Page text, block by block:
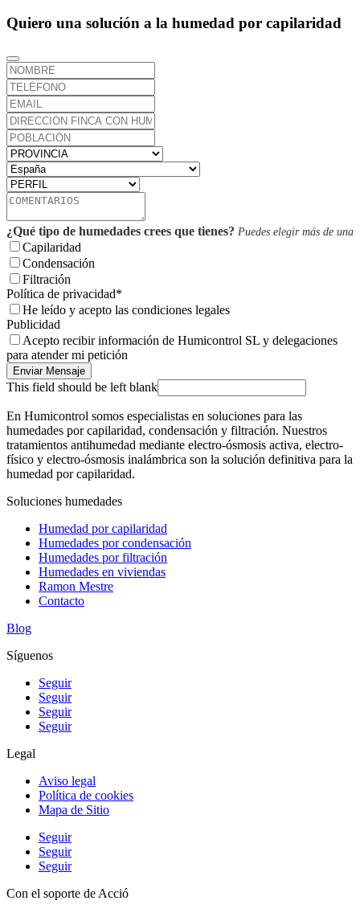
Quiero una solución a la humedad por capilaridad
¿Qué tipo de humedades crees que tienes? Puedes elegir más de una
Capilaridad
Condensación
Filtración
Política de privacidad*
He leído y acepto las condiciones legales
Publicidad
Acepto recibir información de Humicontrol SL y delegaciones
para atender mi petición
Enviar Mensaje
This field should be left blank
En Humicontrol somos especialistas en soluciones para las
humedades por capilaridad, condensación y filtración. Nuestros
tratamientos antihumedad mediante electro-ósmosis activa, electro-
físico y electro-ósmosis inalámbrica son la solución definitiva para la
humedad por capilaridad.
Soluciones humedades
Humedad por capilaridad
Humedades por condensación
Humedades por filtración
Humedades en viviendas
Ramon Mestre
Contacto
Blog
Síguenos
Seguir
Seguir
Seguir
Seguir
Legal
Aviso legal
Política de cookies
Mapa de Sitio
Seguir
Seguir
Seguir
Con el soporte de Acció